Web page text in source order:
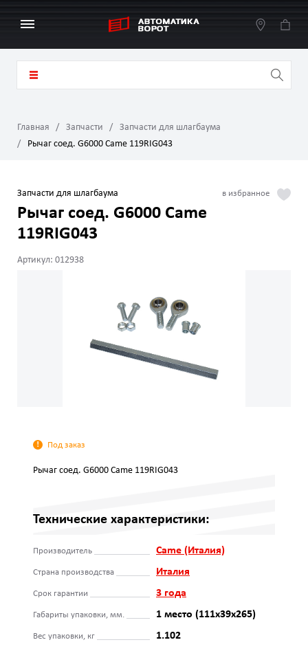
Главная Запчасти
Запчасти для шлагбаума
Рычаг соед. G6000 Came 119RIG043
Запчасти для шлагбаума
Рычаг соед. G6000 Came
119RIG043
Артикул: 012938
Под заказ
Рычаг соед. G6000 Came 119RIG043
Технические характеристики:
Производитель Came (Италия)
Страна производства Италия
Срок гарантии 3 года
Габариты упаковки, мм. 1 место (111х39х265)
Вес упаковки, кг 1.102